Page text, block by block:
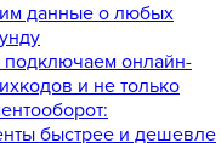
данные о любых
онлайн-
и не только
быстрее и дешевле